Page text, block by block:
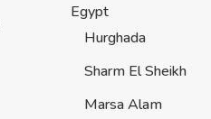
Egypt
Hurghada
Sharm El Sheikh
Marsa Alam